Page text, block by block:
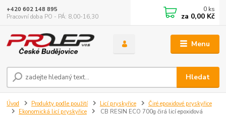
Menu
Hledat
+420 602 148 895
Pracovní doba PO - PÁ: 8,00-16,30
0 ks
za 0,00 Kč
Úvod Produkty podle použití Licí pryskyřice
Čiré epoxidové pryskyřice
Ekonomická licí pryskyřice
CB RESIN ECO 700g čirá licí epoxidová